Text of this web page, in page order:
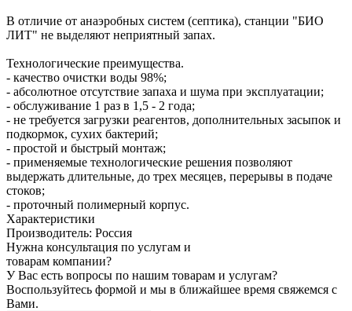
В отличие от анаэробных систем (септика), станции "БИО
ЛИТ" не выделяют неприятный запах.
Технологические преимущества.
- качество очистки воды 98%;
- абсолютное отсутствие запаха и шума при эксплуатации;
- обслуживание 1 раз в 1,5 - 2 года;
- не требуется загрузки реагентов, дополнительных засыпок и
подкормок, сухих бактерий;
- простой и быстрый монтаж;
- применяемые технологические решения позволяют
выдержать длительные, до трех месяцев, перерывы в подаче
стоков;
- проточный полимерный корпус.
Характеристики
Производитель: Россия
Нужна консультация по услугам и
товарам компании?
У Вас есть вопросы по нашим товарам и услугам?
Воспользуйтесь формой и мы в ближайшее время свяжемся с
Вами.